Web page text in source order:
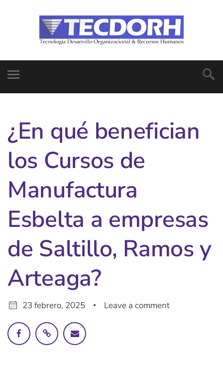
¿En qué benefician
los Cursos de
Manufactura
Esbelta a empresas
de Saltillo, Ramos y
Arteaga?
23 febrero, 2025 Leave a comment